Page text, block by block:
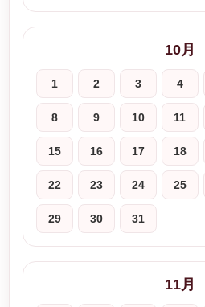
10月
1 2 3 4
8 9 10 11
15 16 17 18
22 23 24 25
29 30 31
11月